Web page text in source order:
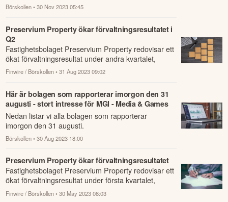
Börskollen • 30 Nov 2023 05:45
Preservium Property ökar förvaltningsresultatet i
Q2
Fastighetsbolaget Preservium Property redovisar ett
ökat förvaltningsresultat under andra kvartalet,
jämfört med samma period året innan.
Finwire / Börskollen • 31 Aug 2023 09:02
Här är bolagen som rapporterar imorgon den 31
augusti - stort intresse för MGI - Media & Games
och Intervacc
Nedan listar vi alla bolagen som rapporterar
imorgon den 31 augusti.
Börskollen • 30 Aug 2023 18:00
Preservium Property ökar förvaltningsresultatet
Fastighetsbolaget Preservium Property redovisar ett
ökat förvaltningsresultat under första kvartalet,
jämfört med samma period året innan.
Finwire / Börskollen • 30 May 2023 08:03